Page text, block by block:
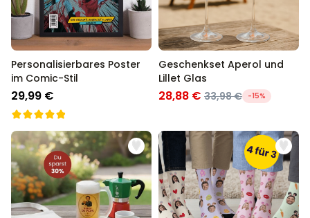
Personalisierbares Poster
im Comic-Stil
29,99 €
Geschenkset Aperol und
Lillet Glas
28,88 € 33,98 € -15%